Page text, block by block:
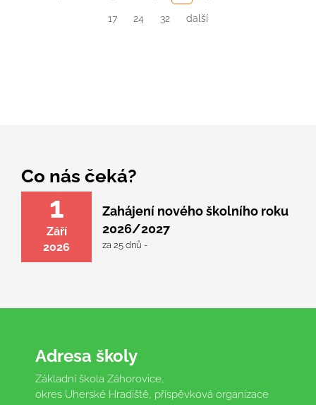
17 24 32 další
Co nás čeká?
1
Září
2026
Zahájení nového školního roku
2026/2027
za 25 dnů -
Adresa školy
Základní škola Záhorovice,
okres Uherské Hradiště, příspěvková organizace